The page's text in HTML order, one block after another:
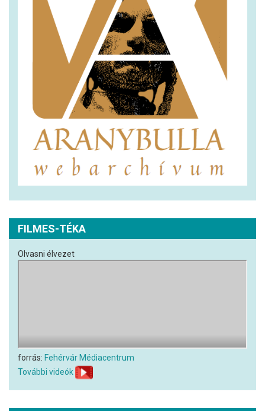
FILMES-TÉKA
Olvasni élvezet
forrás: Fehérvár Médiacentrum
További videók